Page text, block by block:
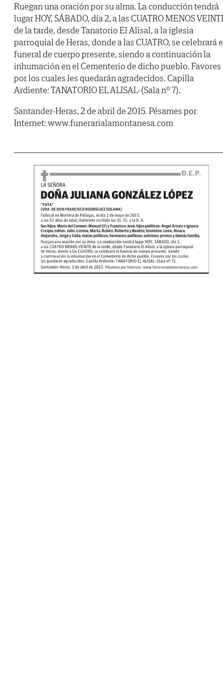
Ruegan una oración por su alma. La conducción tendrá
lugar HOY, SÁBADO, día 2, a las CUATRO MENOS
de la tarde, desde Tanatorio El Alisal, a la iglesia
parroquial de Heras, donde a las CUATRO, se celebrará
funeral de cuerpo presente, siendo a continuación la
inhumación en el Cementerio de dicho pueblo. Favores
por los cuales les quedarán agradecidos. Capilla
Ardiente: TANATORIO EL ALISAL-(Sala nº 7).
Santander-Heras, 2 de abril de 2015. Pésames por
Internet: www.funerarialamontanesa.com